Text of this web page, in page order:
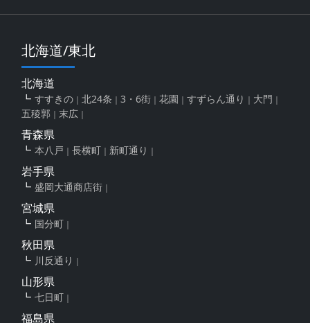
北海道/東北
北海道
すすきの 北24条 3・6街 花園 すずらん通り
大門
五稜郭
末広
青森県
本八戸 長横町 新町通り
岩手県
盛岡大通商店街
宮城県
国分町
秋田県
川反通り
山形県
七日町
福島県